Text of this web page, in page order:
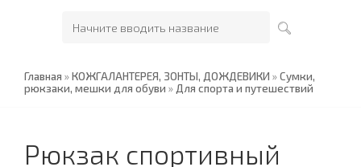
Главная »КОЖГАЛАНТЕРЕЯ, ЗОНТЫ, ДОЖДЕВИКИ »Сумки,
рюкзаки, мешки для обуви » Для спорта и путешествий
Рюкзак спортивный